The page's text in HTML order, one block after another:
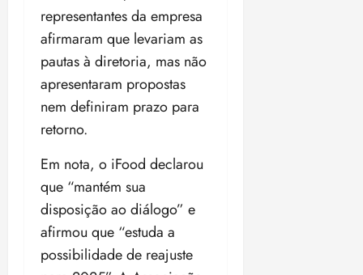
representantes da empresa
afirmaram que levariam as
pautas à diretoria, mas não
apresentaram propostas
nem definiram prazo para
retorno.
Em nota, o iFood declarou
que “mantém sua
disposição ao diálogo” e
afirmou que “estuda a
possibilidade de reajuste